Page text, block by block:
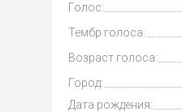
Голос:
Тембр голоса:
Возраст голоса:
Город:
Дата рождения: